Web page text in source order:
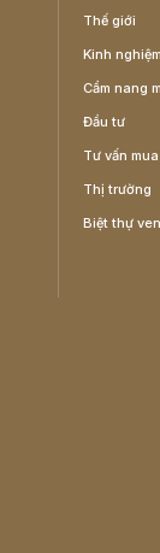
Thế giới
Kinh nghiệm
Cẩm nang
Đầu tư
Tư vấn
Thị trường
Biệt thự